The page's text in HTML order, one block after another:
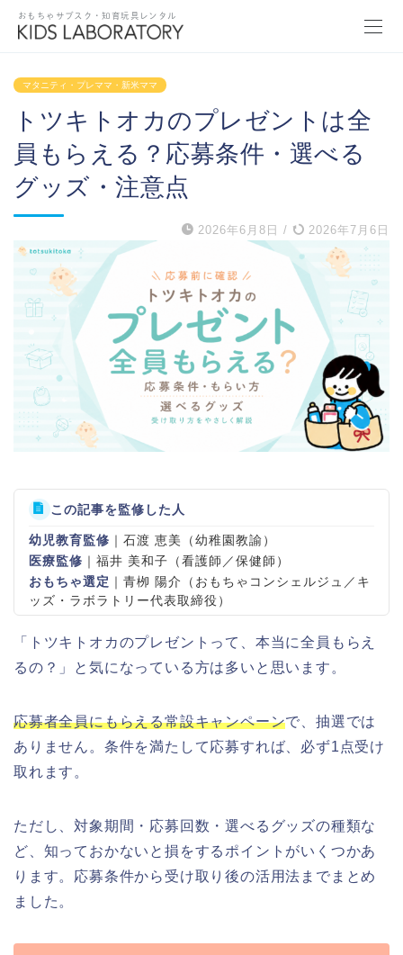
おもちゃサブスク・知育玩具レンタル
マタニティ・プレママ・新米ママ
トツキトオカのプレゼントは全
員もらえる？応募条件・選べる
グッズ・注意点
2026年6月8日 / 2026年7月6日
この記事を監修した人
幼児教育監修 ｜石渡 恵美（幼稚園教諭）
医療監修 ｜福井 美和子（看護師／保健師）
おもちゃ選定 ｜青栁 陽介（おもちゃコンシェルジュ／キ
ッズ・ラボラトリー代表取締役）
「トツキトオカのプレゼントって、本当に全員もらえ
るの？」と気になっている方は多いと思います。
応募者全員にもらえる常設キャンペーンで、抽選では
ありません。条件を満たして応募すれば、必ず1点受け
取れます。
ただし、対象期間・応募回数・選べるグッズの種類な
ど、知っておかないと損をするポイントがいくつかあ
ります。応募条件から受け取り後の活用法までまとめ
ました。